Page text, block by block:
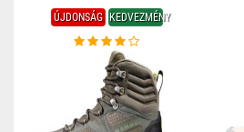
ÚJDONSÁG KEDVEZMÉNY